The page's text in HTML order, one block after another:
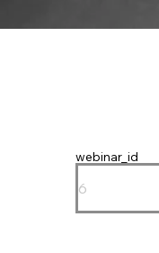
webinar_id